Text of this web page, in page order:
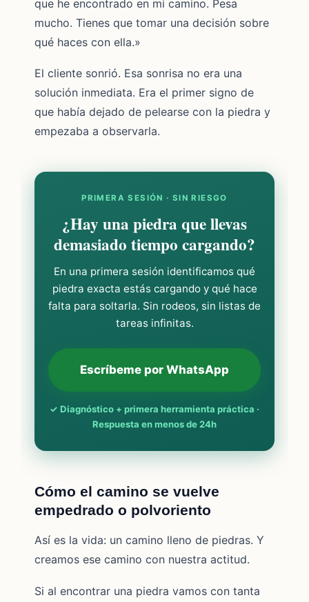
que he encontrado en mi camino. Pesa
mucho. Tienes que tomar una decisión sobre
qué haces con ella.»
El cliente sonrió. Esa sonrisa no era una
solución inmediata. Era el primer signo de
que había dejado de pelearse con la piedra y
empezaba a observarla.
PRIMERA SESIÓN · SIN RIESGO
¿Hay una piedra que llevas
demasiado tiempo cargando?
En una primera sesión identificamos qué
piedra exacta estás cargando y qué hace
falta para soltarla. Sin rodeos, sin listas de
tareas infinitas.
Escríbeme por WhatsApp
✓ Diagnóstico + primera herramienta práctica ·
Respuesta en menos de 24h
Cómo el camino se vuelve
empedrado o polvoriento
Así es la vida: un camino lleno de piedras. Y
creamos ese camino con nuestra actitud.
Si al encontrar una piedra vamos con tanta